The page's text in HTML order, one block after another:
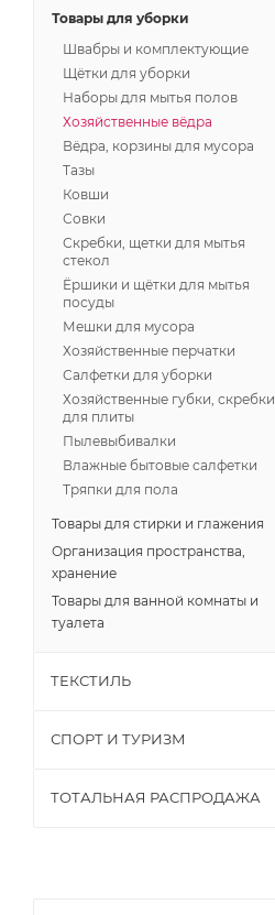
Товары для уборки
Швабры и комплектующие
Щётки для уборки
Наборы для мытья полов
Хозяйственные вёдра
Вёдра, корзины для мусора
Тазы
Ковши
Совки
Скребки, щетки для мытья
стекол
Ёршики и щётки для мытья
посуды
Мешки для мусора
Хозяйственные перчатки
Салфетки для уборки
Хозяйственные губки, скребки
для плиты
Пылевыбивалки
Влажные бытовые салфетки
Тряпки для пола
Товары для стирки и глажения
Организация пространства,
хранение
Товары для ванной комнаты и
туалета
ТЕКСТИЛЬ
СПОРТ И ТУРИЗМ
ТОТАЛЬНАЯ РАСПРОДАЖА